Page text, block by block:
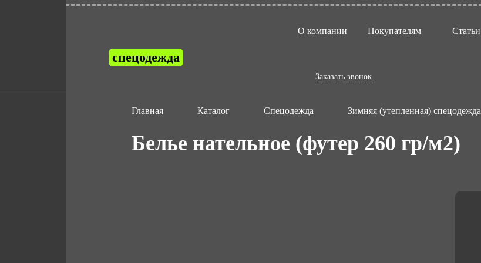
спецодежда
О компании Покупателям Статьи
Заказать звонок
Главная Каталог Спецодежда Зимняя (утепленная) спецодежда
Белье нательное (футер 260 гр/м2)